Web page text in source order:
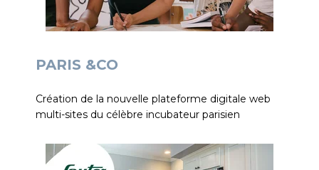
PARIS &CO
Création de la nouvelle plateforme digitale web
multi-sites du célèbre incubateur parisien